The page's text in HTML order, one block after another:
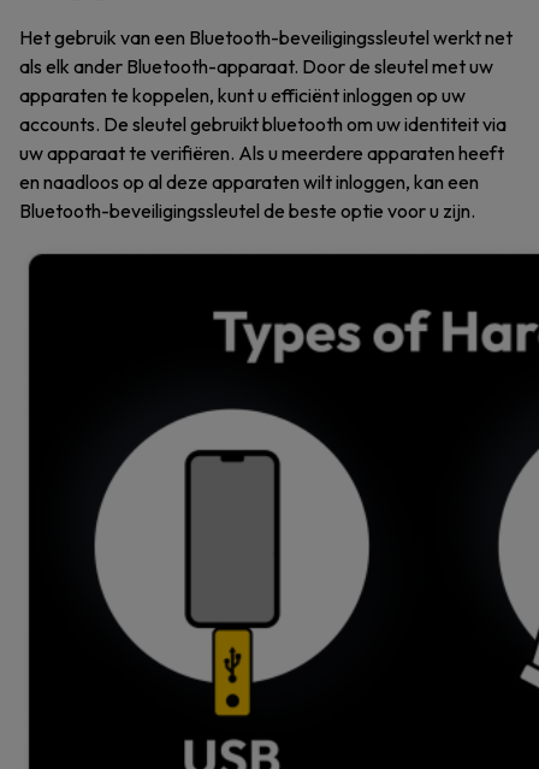
Het gebruik van een Bluetooth-beveiligingssleutel werkt net
als elk ander Bluetooth-apparaat. Door de sleutel met uw
apparaten te koppelen, kunt u efficiënt inloggen op uw
accounts. De sleutel gebruikt bluetooth om uw identiteit via
uw apparaat te verifiëren. Als u meerdere apparaten heeft
en naadloos op al deze apparaten wilt inloggen, kan een
Bluetooth-beveiligingssleutel de beste optie voor u zijn.